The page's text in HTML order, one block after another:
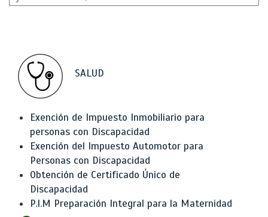
SALUD
Exención de Impuesto Inmobiliario para
personas con Discapacidad
Exención del Impuesto Automotor para
Personas con Discapacidad
Obtención de Certificado Único de
Discapacidad
P.I.M Preparación Integral para la Maternidad